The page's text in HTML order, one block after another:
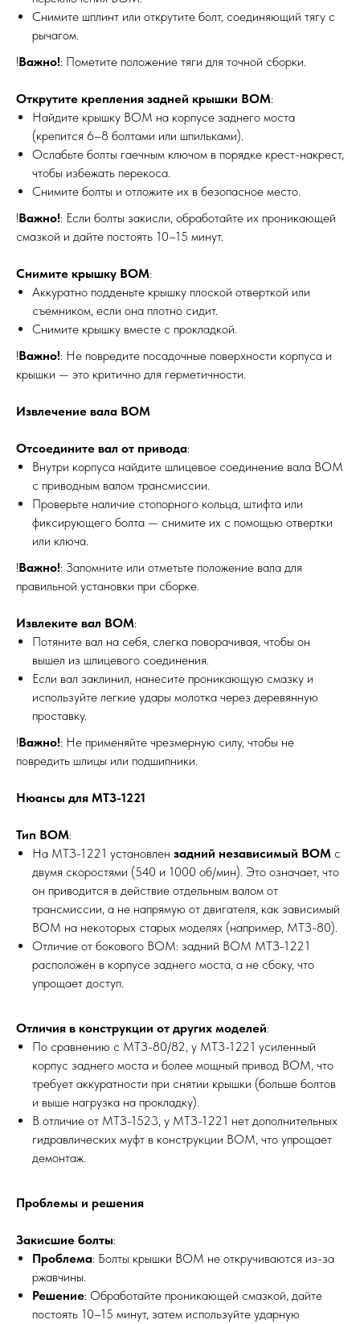
Снимите шплинт или открутите болт, соединяющий тягу с
рычагом.
!Важно!: Пометите положение тяги для точной сборки.
Открутите крепления задней крышки ВОМ:
Найдите крышку ВОМ на корпусе заднего моста
(крепится 6–8 болтами или шпильками).
Ослабьте болты гаечным ключом в порядке крест-накрест,
чтобы избежать перекоса.
Снимите болты и отложите их в безопасное место.
!Важно!: Если болты закисли, обработайте их проникающей
смазкой и дайте постоять 10–15 минут.
Снимите крышку ВОМ:
Аккуратно подденьте крышку плоской отверткой или
съемником, если она плотно сидит.
Снимите крышку вместе с прокладкой.
!Важно!: Не повредите посадочные поверхности корпуса и
крышки — это критично для герметичности.
Извлечение вала ВОМ
Отсоедините вал от привода:
Внутри корпуса найдите шлицевое соединение вала ВОМ
с приводным валом трансмиссии.
Проверьте наличие стопорного кольца, штифта или
фиксирующего болта — снимите их с помощью отвертки
или ключа.
!Важно!: Запомните или отметьте положение вала для
правильной установки при сборке.
Извлеките вал ВОМ:
Потяните вал на себя, слегка поворачивая, чтобы он
вышел из шлицевого соединения.
Если вал заклинил, нанесите проникающую смазку и
используйте легкие удары молотка через деревянную
проставку.
!Важно!: Не применяйте чрезмерную силу, чтобы не
повредить шлицы или подшипники.
Нюансы для МТЗ-1221
Тип ВОМ:
На МТЗ-1221 установлен задний независимый ВОМ с
двумя скоростями (540 и 1000 об/мин). Это означает, что
он приводится в действие отдельным валом от
трансмиссии, а не напрямую от двигателя, как зависимый
ВОМ на некоторых старых моделях (например, МТЗ-80).
Отличие от бокового ВОМ: задний ВОМ МТЗ-1221
расположен в корпусе заднего моста, а не сбоку, что
упрощает доступ.
Отличия в конструкции от других моделей:
По сравнению с МТЗ-80/82, у МТЗ-1221 усиленный
корпус заднего моста и более мощный привод ВОМ, что
требует аккуратности при снятии крышки (больше болтов
и выше нагрузка на прокладку).
В отличие от МТЗ-1523, у МТЗ-1221 нет дополнительных
гидравлических муфт в конструкции ВОМ, что упрощает
демонтаж.
Проблемы и решения
Закисшие болты:
Проблема: Болты крышки ВОМ не откручиваются из-за
ржавчины.
Решение: Обработайте проникающей смазкой, дайте
постоять 10–15 минут, затем используйте ударную